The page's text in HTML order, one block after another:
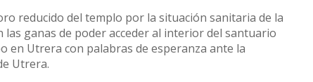
reducido del templo por la situación sanitaria de la
ganas de poder acceder al interior del santuario
en Utrera con palabras de esperanza ante la
Utrera.